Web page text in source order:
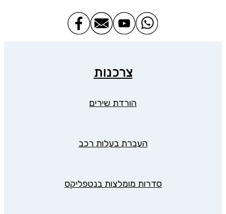
צרכנות
הורדת שירים
העברת בעלות רכב
סדרות מומלצות בנטפליקס